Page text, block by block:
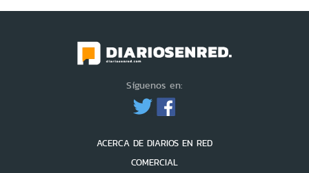
Síguenos en:
ACERCA DE DIARIOS EN RED
COMERCIAL